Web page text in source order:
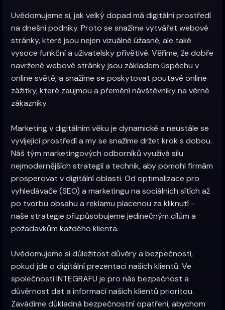
Uvědomujeme si, jak velký dopad má digitální prostředí
na dnešní podniky. Proto se snažíme vytvářet webové
stránky, které jsou nejen vizuálně úžasné, ale také
vysoce funkční a uživatelsky přívětivé. Věříme, že dobře
navržené webové stránky jsou základem úspěchu v
online světě, a snažíme se poskytovat poutavé online
zážitky, které zaujmou a přemění návštěvníky na věrné
zákazníky.
Marketing v digitálním věku je dynamické a neustále se
vyvíjející prostředí a my se snažíme držet krok s dobou.
Náš tým marketingových odborníků využívá sílu
nejmodernějších strategií a technik, aby pomohl firmám
prosperovat v digitální oblasti. Od optimalizace pro
vyhledávače (SEO) a marketingu na sociálních sítích až
po tvorbu obsahu a reklamu placenou za kliknutí -
naše strategie přizpůsobujeme jedinečným cílům a
požadavkům každého klienta.
Uvědomujeme si důležitost důvěry a bezpečnosti,
pokud jde o digitální prezentaci našich klientů. Ve
společnosti INTEGRAFU je pro nás bezpečnost a
důvěrnost dat a informací našich klientů prioritou.
Zavádíme důkladná bezpečnostní opatření, abychom